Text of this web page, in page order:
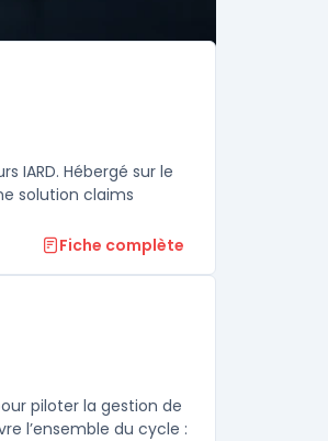
IARD. Hébergé sur le
solution claims
Fiche complète
piloter la gestion de
l’ensemble du cycle :